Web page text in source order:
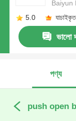
Baiyun
5.0
ভালো
পণ্য
push open